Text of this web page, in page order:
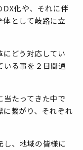
DX化や、それに伴
体として岐路に立
どう対応してい
いる事を２日間通
たってきた中で
繋がり、それぞれ
し、地域の皆様に